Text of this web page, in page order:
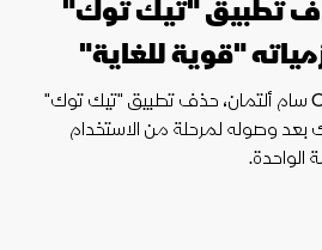
تطبيق "تيك توك"
"قوية للغاية"
قرر مؤسس شركة OpenAI سام ألتمان، حذف تطبيق "تيك توك"
وصوله لمرحلة من الاستخدام